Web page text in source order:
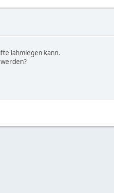
lahmlegen kann.